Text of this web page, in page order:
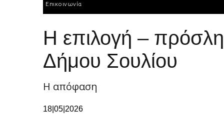
Επικοινωνία
Η επιλογή –
Δήμου Σουλίου
Η απόφαση
18|05|2026